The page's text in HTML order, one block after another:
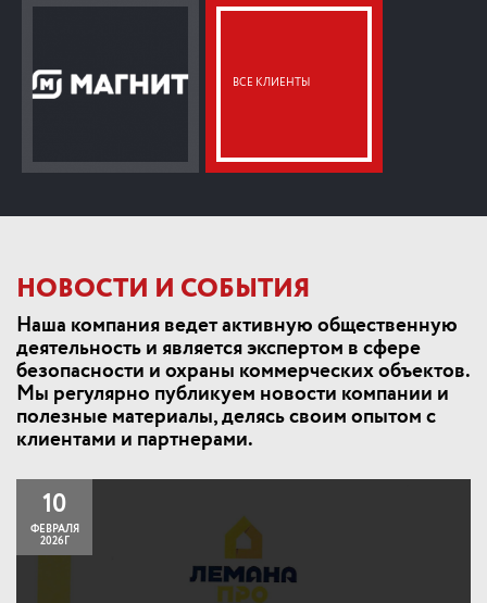
ВСЕ КЛИЕНТЫ
НОВОСТИ И СОБЫТИЯ
Наша компания ведет активную общественную
деятельность и является экспертом в сфере
безопасности и охраны коммерческих объектов.
Мы регулярно публикуем новости компании и
полезные материалы, делясь своим опытом с
клиентами и партнерами.
10
ФЕВРАЛЯ
2026Г